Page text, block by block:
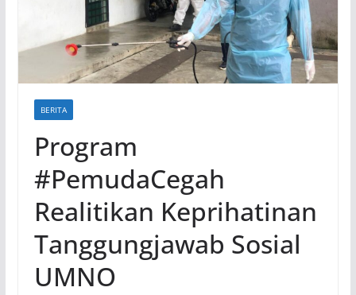
BERITA
Program
#PemudaCegah
Realitikan Keprihatinan
Tanggungjawab Sosial
UMNO